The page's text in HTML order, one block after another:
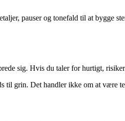
pauser og tonefald til at bygge
sig. Hvis du taler for hurtigt,
grin. Det handler ikke om at være